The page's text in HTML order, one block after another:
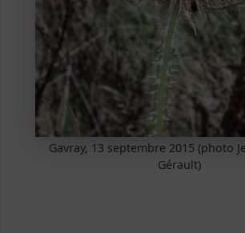
Gavray, 13 septembre 2015 (photo
Gérault)